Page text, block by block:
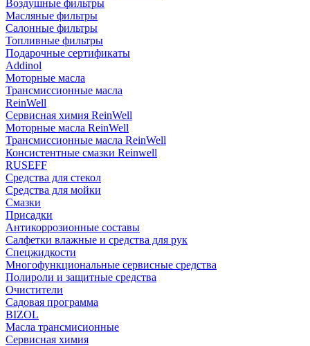
Воздушные фильтры
Масляные фильтры
Салонные фильтры
Топливные фильтры
Подарочные сертификаты
Addinol
Моторные масла
Трансмиссионные масла
ReinWell
Сервисная химия ReinWell
Моторные масла ReinWell
Трансмиссионные масла ReinWell
Консистентные смазки Reinwell
RUSEFF
Средства для стекол
Средства для мойки
Смазки
Присадки
Антикоррозионные составы
Салфетки влажные и средства для рук
Спецжидкости
Многофункциональные сервисные средства
Полироли и защитные средства
Очистители
Садовая программа
BIZOL
Масла трансмисионные
Сервисная химия